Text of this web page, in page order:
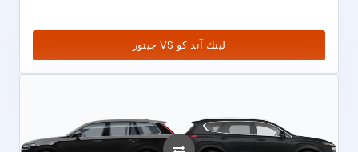
جيتور VS لينك آند كو